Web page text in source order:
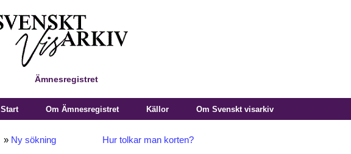
Ämnesregistret
Start Om Ämnesregistret Källor Om Svenskt visarkiv
» Ny sökning Hur tolkar man korten?